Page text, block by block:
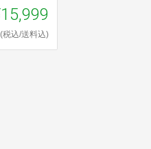
(税込/送料込)